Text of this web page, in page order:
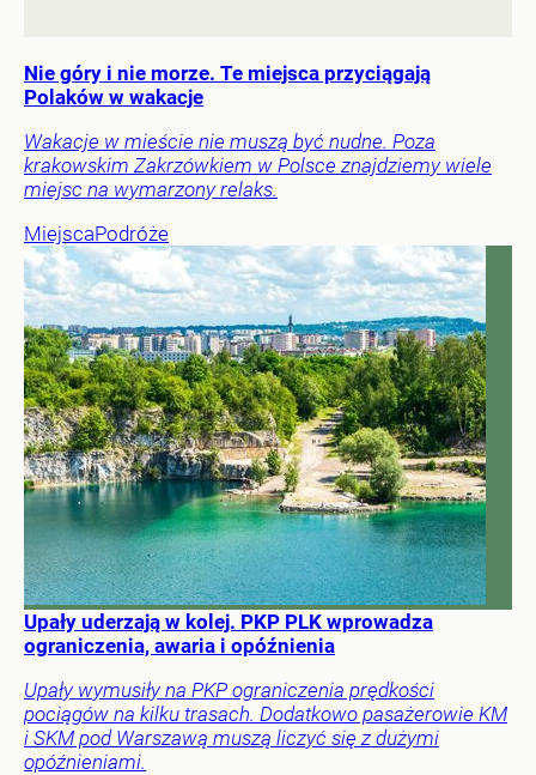
Nie góry i nie morze. Te miejsca przyciągają
Polaków w wakacje
Wakacje w mieście nie muszą być nudne. Poza
krakowskim Zakrzówkiem w Polsce znajdziemy wiele
miejsc na wymarzony relaks.
MiejscaPodróże
Upały uderzają w kolej. PKP PLK wprowadza
ograniczenia, awaria i opóźnienia
Upały wymusiły na PKP ograniczenia prędkości
pociągów na kilku trasach. Dodatkowo pasażerowie KM
i SKM pod Warszawą muszą liczyć się z dużymi
opóźnieniami.